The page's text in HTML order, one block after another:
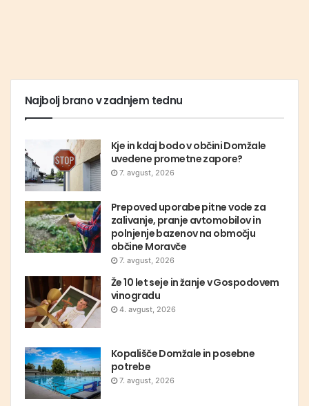
Najbolj brano v zadnjem tednu
Kje in kdaj bodo v občini Domžale
uvedene prometne zapore?
7. avgust, 2026
Prepoved uporabe pitne vode za
zalivanje, pranje avtomobilov in
polnjenje bazenov na območju
občine Moravče
7. avgust, 2026
Že 10 let seje in žanje v Gospodovem
vinogradu
4. avgust, 2026
Kopališče Domžale in posebne
potrebe
7. avgust, 2026